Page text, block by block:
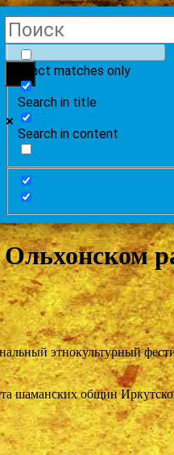
Exact matches only
Search in title
Search in content
этнокультурный
шаманских общин